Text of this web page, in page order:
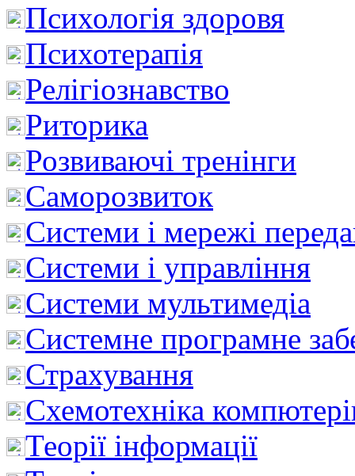
Психологія здоровя
Психотерапія
Релігіознавство
Риторика
Розвиваючі тренінги
Саморозвиток
Системи і мережі
Системи і управління
Системи мультимедіа
Системне програмне
Страхування
Схемотехніка
Теорії інформації